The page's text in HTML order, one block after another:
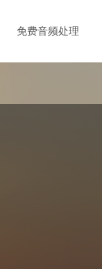
免费音频处理